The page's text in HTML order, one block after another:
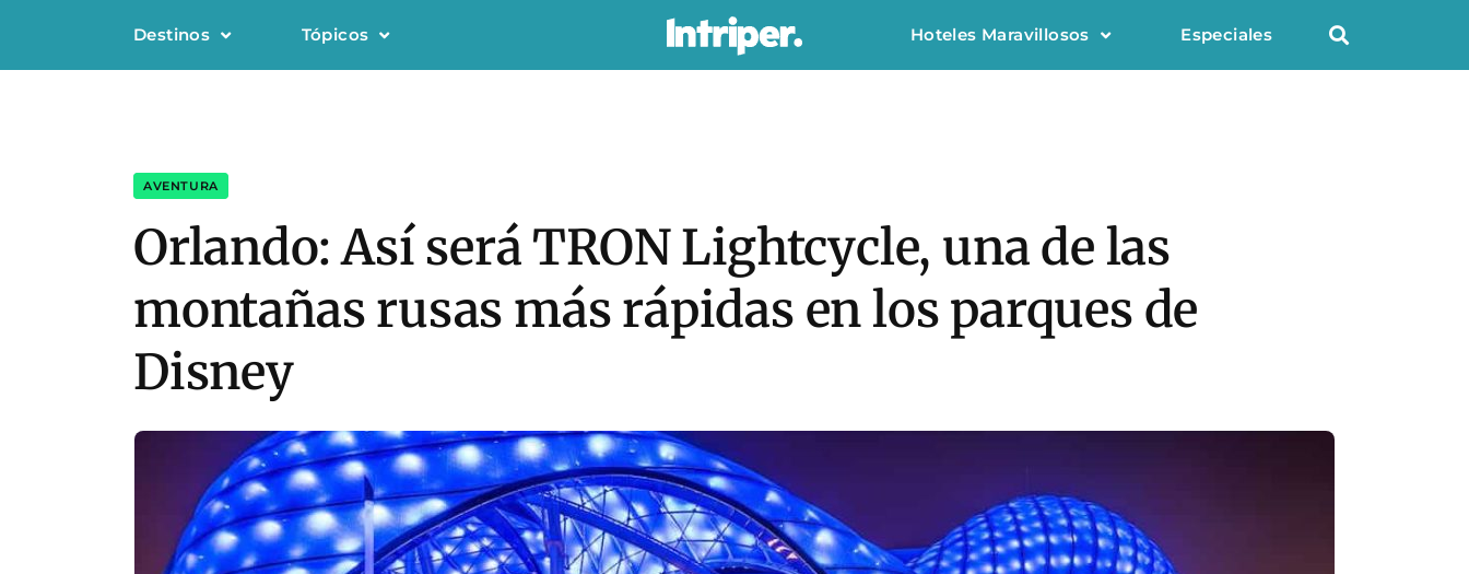
Destinos Tópicos Hoteles Maravillosos Especiales
AVENTURA
Orlando: Así será TRON Lightcycle, una de las
montañas rusas más rápidas en los parques de
Disney